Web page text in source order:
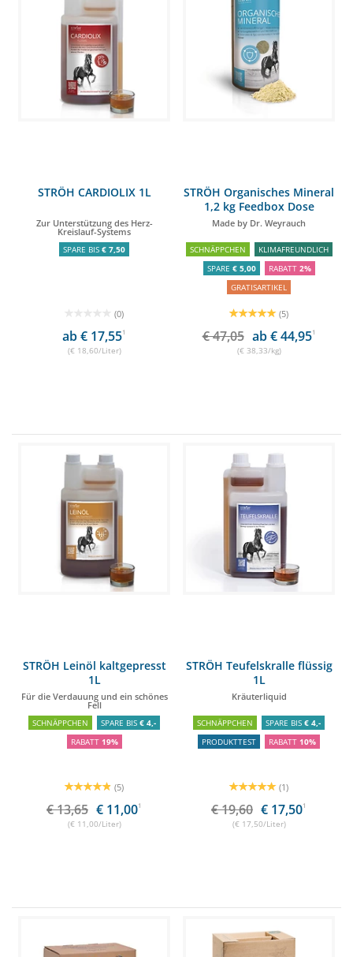
STRÖH CARDIOLIX 1L
Zur Unterstützung des Herz-
Kreislauf-Systems
SPARE BIS € 7,50
(0)
ab € 17,551
(€ 18,60/Liter)
STRÖH Organisches Mineral
1,2 kg Feedbox Dose
Made by Dr. Weyrauch
SCHNÄPPCHEN
KLIMAFREUNDLICH
SPARE € 5,00 RABATT 2%
GRATISARTIKEL
(5)
€ 47,05 ab € 44,951
(€ 38,33/kg)
STRÖH Leinöl kaltgepresst
1L
Für die Verdauung und ein schönes
Fell
SCHNÄPPCHEN SPARE BIS € 4,-
RABATT 19%
(5)
€ 13,65 € 11,001
(€ 11,00/Liter)
STRÖH Teufelskralle flüssig
1L
Kräuterliquid
SCHNÄPPCHEN SPARE BIS € 4,-
PRODUKTTEST
RABATT 10%
(1)
€ 19,60 € 17,501
(€ 17,50/Liter)